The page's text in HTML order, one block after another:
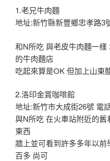
1.老兄牛肉麵
地址:新竹縣新豐鄉忠孝路3
和N所吃 與老皮牛肉麵一
的牛肉麵店
吃起來算是OK 但加上山東
2.洛印金賞咖啡館
地址:新竹市大成街26號 電
與N所吃 在火車站附近的
東西
牆上並可看到許多多年以
百多 尚可